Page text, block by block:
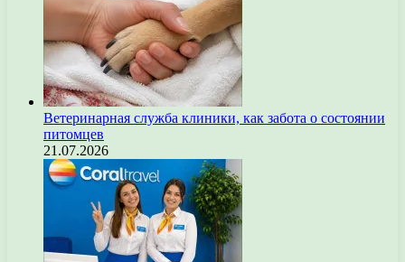
Ветеринарная служба клиники, как забота о состоянии
питомцев
21.07.2026